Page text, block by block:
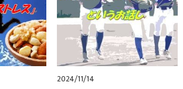
2024/11/14